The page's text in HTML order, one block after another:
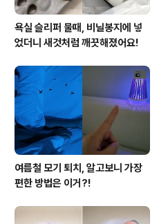
욕실 슬리퍼 물때, 비닐봉지에 넣
었더니 새것처럼 깨끗해졌어요!
여름철 모기 퇴치, 알고보니 가장
편한 방법은 이거?!